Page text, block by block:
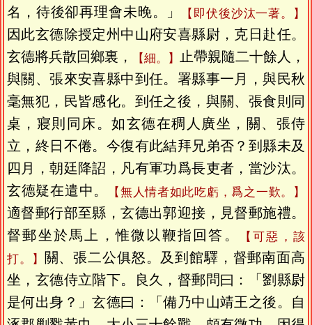
名，待後卻再理會未晚。」
【即伏後沙汰一著。】
因此玄德除授定州中山府安喜縣尉，克日赴任。
玄德將兵散回鄉裏，
【細。】
止帶親隨二十餘人，
與關、張來安喜縣中到任。署縣事一月，與民秋
毫無犯，民皆感化。到任之後，與關、張食則同
桌，寢則同床。如玄德在稠人廣坐，關、張侍
立，終日不倦。今復有此結拜兄弟否？到縣未及
四月，朝廷降詔，凡有軍功爲長吏者，當沙汰。
玄德疑在遣中。
【無人情者如此吃虧，爲之一歎。】
適督郵行部至縣，玄德出郭迎接，見督郵施禮。
督郵坐於馬上，惟微以鞭指回答。
【可惡，該
打。】
關、張二公俱怒。及到館驛，督郵南面高
坐，玄德侍立階下。良久，督郵問曰：「劉縣尉
是何出身？」玄德曰：「備乃中山靖王之後。自